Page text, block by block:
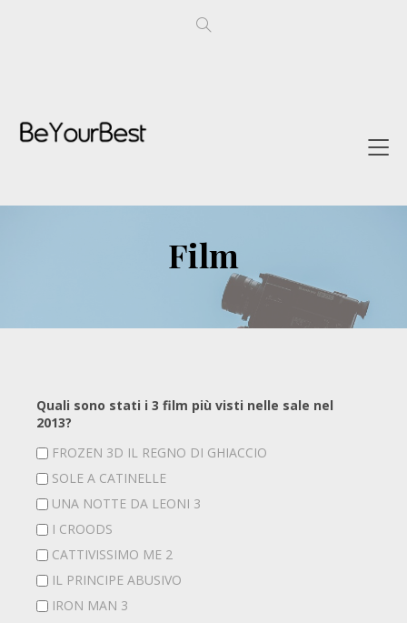
Film
Quali sono stati i 3 film più visti nelle sale nel
2013?
FROZEN 3D IL REGNO DI GHIACCIO
SOLE A CATINELLE
UNA NOTTE DA LEONI 3
I CROODS
CATTIVISSIMO ME 2
IL PRINCIPE ABUSIVO
IRON MAN 3